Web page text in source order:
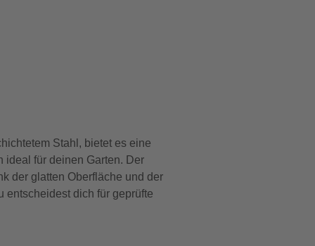
Stahl, bietet es eine
ideal für deinen Garten. Der
der glatten Oberfläche und der
dich für geprüfte